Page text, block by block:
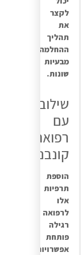
לקצר
את
תהליך
ההחלמה
מבעיות
שונות.
שילוב
עם
רפואה
קונבנציונלית
הוספת
תרפיות
אלו
לרפואה
רגילה
פותחת
אפשרויות